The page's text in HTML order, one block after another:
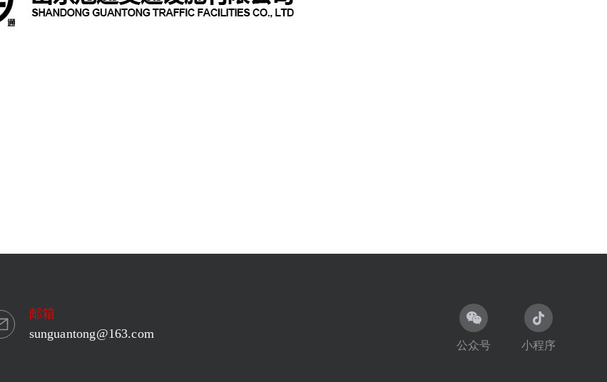
邮箱
sunguantong@163.com
公众号 小程序